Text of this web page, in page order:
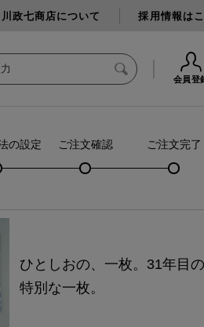
政七商店について 採用情報は
会員登
の設定 ご注文確認 ご注文完了
ひとしおの、一枚。31年目の
特別な一枚。